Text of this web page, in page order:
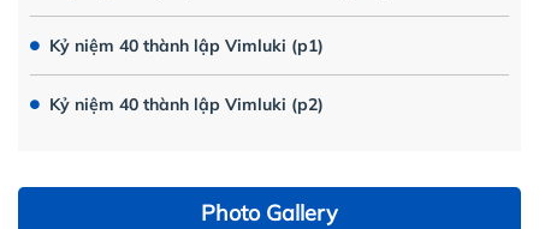
Kỷ niệm 40 thành lập Vimluki (p1)
Kỷ niệm 40 thành lập Vimluki (p2)
Photo Gallery